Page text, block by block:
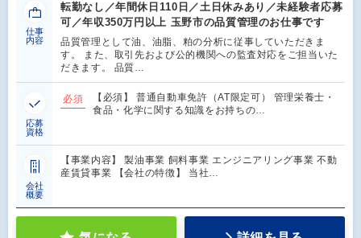
仕事
内容
転勤なし／年間休日110日／土日休みあり／未経験者応募
可／年収350万円以上 玉野市の品質管理のお仕事です
品質管理として油、油脂、粕の分析に従事していただきま
す。 また、取引先および公的機関への監査対応をご担当いた
だきます。 品質…
応募
資格
必須
【必須】 普通自動車免許（AT限定可） 管理栄養士・
食品・化学に関する知識をお持ちの…
会社
概要
【事業内容】 製油事業 飼料事業 エンジニアリング事業 不動
産賃貸事業 【会社の特徴】 当社…